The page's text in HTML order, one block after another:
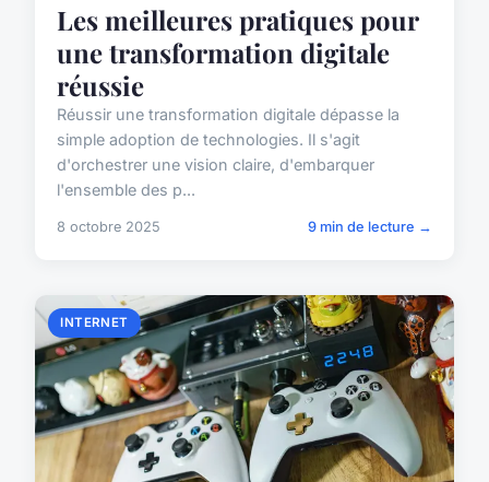
Les meilleures pratiques pour
une transformation digitale
réussie
Réussir une transformation digitale dépasse la
simple adoption de technologies. Il s'agit
d'orchestrer une vision claire, d'embarquer
l'ensemble des p...
8 octobre 2025 9 min de lecture →
INTERNET